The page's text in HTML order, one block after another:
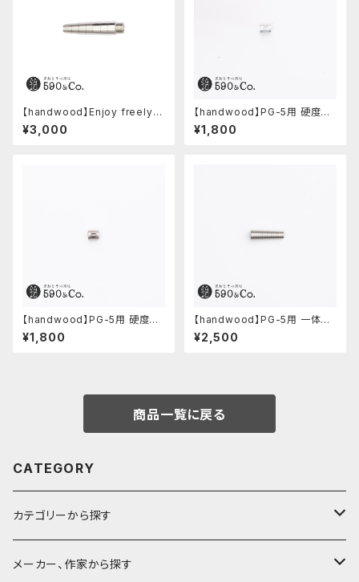
【handwood】Enjoy freely
前軸 (ステンレス)
¥3,000
【handwood】PG-5用 硬度表
示窓 (超超ジュラルミン/楕円)
¥1,800
【handwood】PG-5用 硬度表
示窓 (ステンレス/楕円窓)
¥1,800
【handwood】PG-5用 一体型
ノック部カバー (グルーブ/ステン
レス)
¥2,500
商品一覧に戻る
CATEGORY
カテゴリーから探す
鉛筆
メーカー、作家から探す